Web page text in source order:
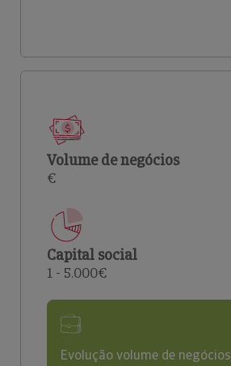
Volume de negócios
€
Capital social
1 - 5.000€
Evolução volume de negócios